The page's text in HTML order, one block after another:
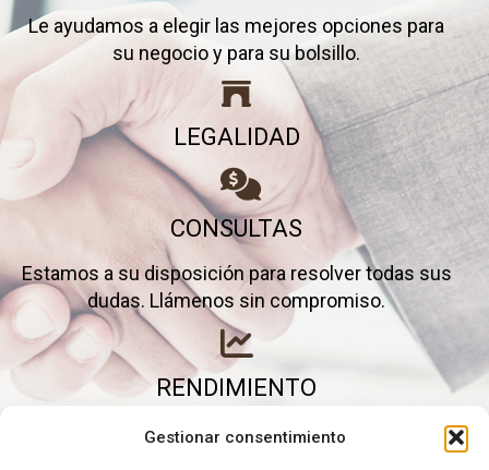
Gestionar consentimiento
Le ayudamos a elegir las mejores opciones para
su negocio y para su bolsillo.
LEGALIDAD
CONSULTAS
Estamos a su disposición para resolver todas sus
dudas. Llámenos sin compromiso.
RENDIMIENTO
Elimine gastos inútiles y saque el máximo partido a